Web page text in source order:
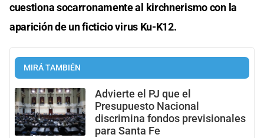
cuestiona socarronamente al kirchnerismo con la
aparición de un ficticio virus Ku-K12.
MIRÁ TAMBIÉN
Advierte el PJ que el
Presupuesto Nacional
discrimina fondos previsionales
para Santa Fe